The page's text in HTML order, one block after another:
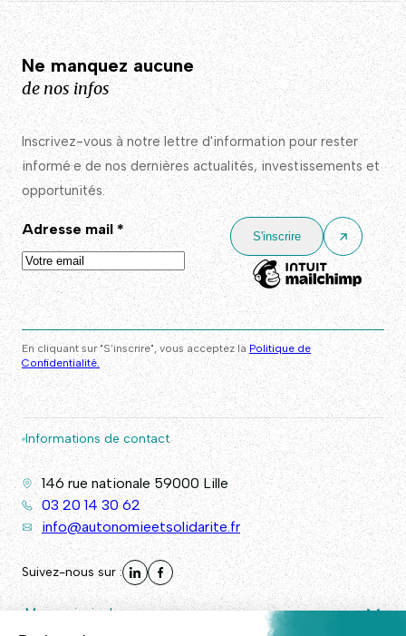
Ne manquez aucune
de nos infos
Inscrivez-vous à notre lettre d'information pour rester
informé·e de nos dernières actualités, investissements et
opportunités.
Adresse mail *
En cliquant sur "S’inscrire", vous acceptez la Politique de
Confidentialité.
Informations de contact
146 rue nationale 59000 Lille
03 20 14 30 62
info@autonomieetsolidarite.fr
Suivez-nous sur :
Menu principal